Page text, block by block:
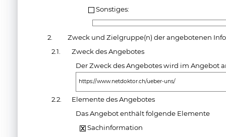
Sonstiges:
2.
Zweck und Zielgruppe(n) der angebotenen
2.1.
Zweck des Angebotes
Der Zweck des Angebotes wird im Angebot
https://www.netdoktor.ch/ueber-uns/
2.2.
Elemente des Angebotes
Das Angebot enthält folgende Elemente
Sachinformation